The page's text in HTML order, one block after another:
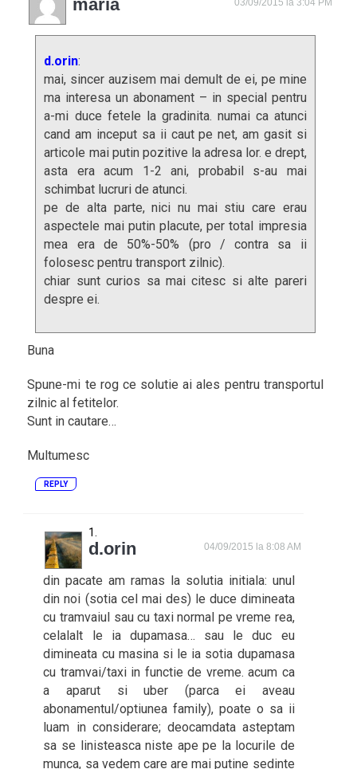
maria 03/09/2015 la 3:04 PM
d.orin:
mai, sincer auzisem mai demult de ei, pe mine
ma interesa un abonament – in special pentru
a-mi duce fetele la gradinita. numai ca atunci
cand am inceput sa ii caut pe net, am gasit si
articole mai putin pozitive la adresa lor. e drept,
asta era acum 1-2 ani, probabil s-au mai
schimbat lucruri de atunci.
pe de alta parte, nici nu mai stiu care erau
aspectele mai putin placute, per total impresia
mea era de 50%-50% (pro / contra sa ii
folosesc pentru transport zilnic).
chiar sunt curios sa mai citesc si alte pareri
despre ei.
Buna
Spune-mi te rog ce solutie ai ales pentru transportul
zilnic al fetitelor.
Sunt in cautare…
Multumesc
REPLY
d.orin 04/09/2015 la 8:08 AM
din pacate am ramas la solutia initiala: unul
din noi (sotia cel mai des) le duce dimineata
cu tramvaiul sau cu taxi normal pe vreme rea,
celalalt le ia dupamasa… sau le duc eu
dimineata cu masina si le ia sotia dupamasa
cu tramvai/taxi in functie de vreme. acum ca
a aparut si uber (parca ei aveau
abonamentul/optiunea family), poate o sa ii
luam in considerare; deocamdata asteptam
sa se linisteasca niste ape pe la locurile de
munca, sa vedem care are mai putine sedinte